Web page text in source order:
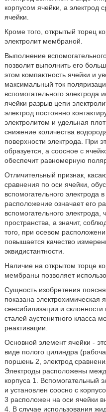
корпусом ячейки, а электрод
ячейки.
Кроме того, открытый торец
электролит мембраной.
Выполнение
позволит выполнить его
этом компактность ячейки и
максимальный ток
вспомогательного электрода
ячейки разрыв цепи
электрод постоянно
электролитом и удельная
снижение количества
поверхности электрода. При
образуется, а соосное с
обеспечит равномерную
Отличительный признак,
сравнения по оси ячейки,
вспомогательного электрода
расположение означает его
вспомогательного электрода,
пространства, а значит,
того, при осевом
повышается качество
эквидистантности.
Наличие на открытом торце
мембраны позволяет
Сущность изобретения
показана электрохимическая
сенсибилизации и
сталей аустенитного класса
реактивации.
Основной элемент ячейки -
виде полого цилиндра
поршень 2, электрод
Электроды расположены
корпуса 1. Вспомогательный
и установлен соосно с
3 расположен на оси ячейки
4. В случае использования